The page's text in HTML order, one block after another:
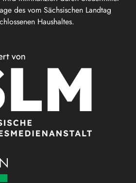
des vom Sächsischen Landtag
Haushaltes.